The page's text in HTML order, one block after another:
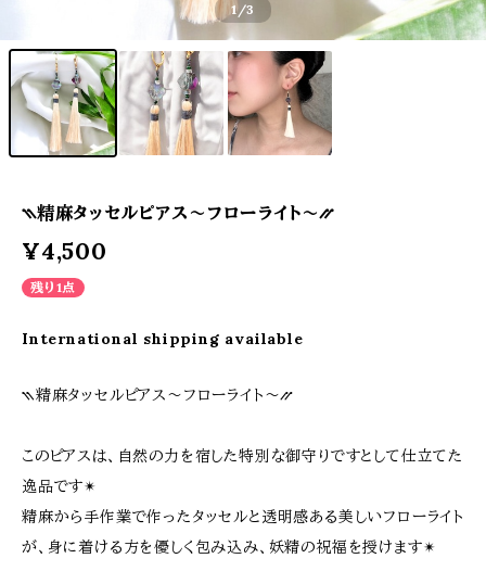
1/3
⳹精麻タッセルピアス〜フローライト〜⳼
¥4,500
残り1点
International shipping available
⳹精麻タッセルピアス〜フローライト〜⳼
このピアスは、自然の力を宿した特別な御守りですとして仕立てた
逸品です✴︎
精麻から手作業で作ったタッセルと透明感ある美しいフローライト
が、身に着ける方を優しく包み込み、妖精の祝福を授けます✴︎